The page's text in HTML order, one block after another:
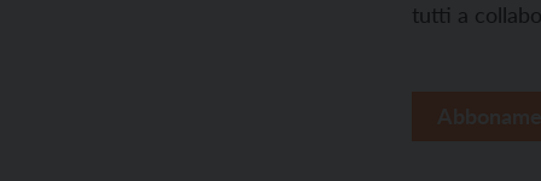
tutti a